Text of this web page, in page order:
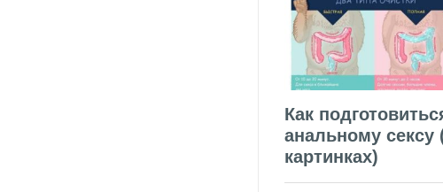
Как
анальному сексу
картинках)